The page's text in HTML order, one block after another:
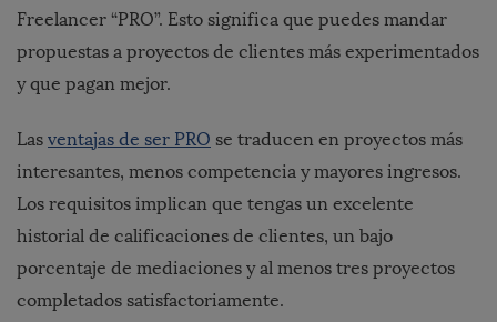
Freelancer “PRO”. Esto significa que puedes mandar
propuestas a proyectos de clientes más experimentados
y que pagan mejor.
Las ventajas de ser PRO se traducen en proyectos más
interesantes, menos competencia y mayores ingresos.
Los requisitos implican que tengas un excelente
historial de calificaciones de clientes, un bajo
porcentaje de mediaciones y al menos tres proyectos
completados satisfactoriamente.